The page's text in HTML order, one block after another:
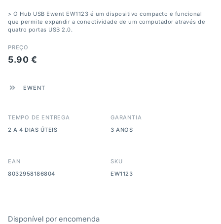
> O Hub USB Ewent EW1123 é um dispositivo compacto e funcional
que permite expandir a conectividade de um computador através de
quatro portas USB 2.0.
PREÇO
5.90 €
EWENT
TEMPO DE ENTREGA
2 A 4 DIAS ÚTEIS
GARANTIA
3 ANOS
EAN
8032958186804
SKU
EW1123
Disponível por encomenda